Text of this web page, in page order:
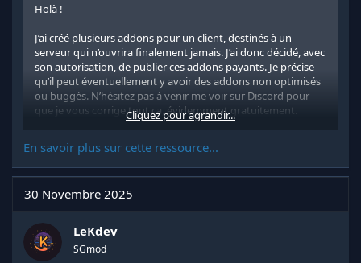
o
n
Holà !
J’ai créé plusieurs addons pour un client, destinés à un
serveur qui n’ouvrira finalement jamais. J’ai donc décidé, avec
son autorisation, de publier ces addons payants. Je précise
qu’il peut éventuellement y avoir des addons non optimisés
ou buggés. N’hésitez pas à venir me voir sur Discord pour
que je vous corrige tout ça, évidemment gratuitement.
Système admin
Système keypad cracker
Système de lockpick
Système de livreur
Cliquez pour agrandir...
En savoir plus sur cette ressource...
30 Novembre 2025
LeKdev
SGmod